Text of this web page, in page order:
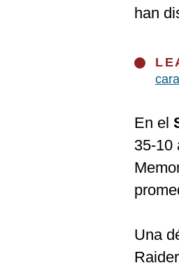
han
En el
35-10
Una